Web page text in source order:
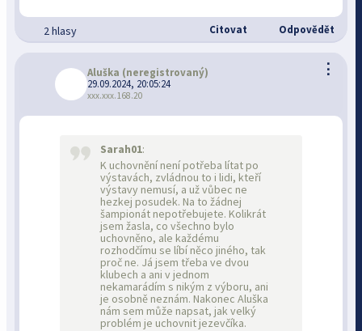
2 hlasy Citovat Odpovědět
⋮
Aluška (neregistrovaný)
29.09.2024, 20:05:24
xxx.xxx.168.20
Sarah01:
K uchovnění není potřeba lítat po
výstavách, zvládnou to i lidi, kteří
výstavy nemusí, a už vůbec ne
hezkej posudek. Na to žádnej
šampionát nepotřebujete. Kolikrát
jsem žasla, co všechno bylo
uchovněno, ale každému
rozhodčímu se líbí něco jiného, tak
proč ne. Já jsem třeba ve dvou
klubech a ani v jednom
nekamarádím s nikým z výboru, ani
je osobně neznám. Nakonec Aluška
nám sem může napsat, jak velký
problém je uchovnit jezevčíka.